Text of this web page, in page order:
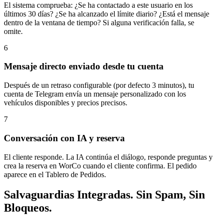
El sistema comprueba: ¿Se ha contactado a este usuario en los
últimos 30 días? ¿Se ha alcanzado el límite diario? ¿Está el mensaje
dentro de la ventana de tiempo? Si alguna verificación falla, se
omite.
6
Mensaje directo enviado desde tu cuenta
Después de un retraso configurable (por defecto 3 minutos), tu
cuenta de Telegram envía un mensaje personalizado con los
vehículos disponibles y precios precisos.
7
Conversación con IA y reserva
El cliente responde. La IA continúa el diálogo, responde preguntas y
crea la reserva en WorCo cuando el cliente confirma. El pedido
aparece en el Tablero de Pedidos.
Salvaguardias Integradas. Sin Spam, Sin
Bloqueos.